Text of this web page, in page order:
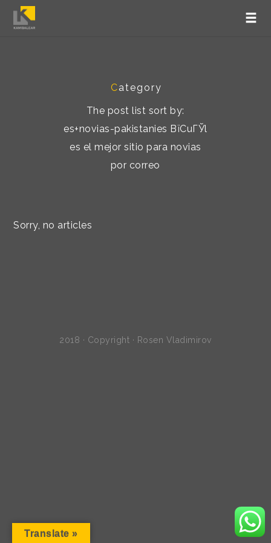
Category
The post list sort by:
es+novias-pakistanies ВїCuГЎl
es el mejor sitio para novias
por correo
Sorry, no articles
2018 · Copyright · Rosen Vladimirov
Translate »